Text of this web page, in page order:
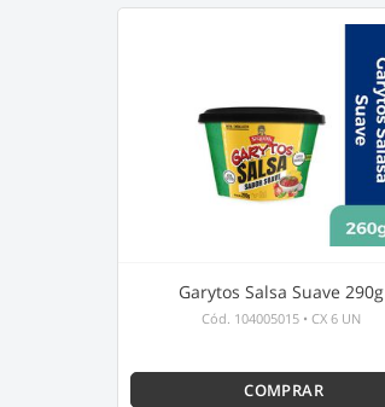
Garytos Salsa Suave 290g
Cód. 104005015 •CX 6 UN
COMPRAR